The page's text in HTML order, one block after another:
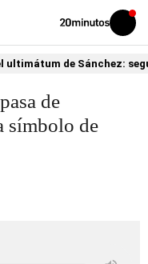
Volver
Iniciar
sesión
ultimátum de Sánchez:
de
símbolo de